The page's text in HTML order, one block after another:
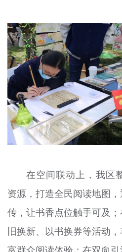
在空间联动上，我区
资源，打造全民阅读地图
传，让书香点位触手可及
旧换新、以书换券等活动